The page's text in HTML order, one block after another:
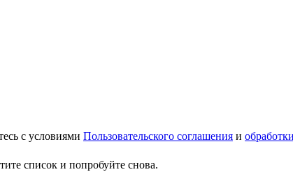
с условиями Пользовательского соглашения и
список и попробуйте снова.